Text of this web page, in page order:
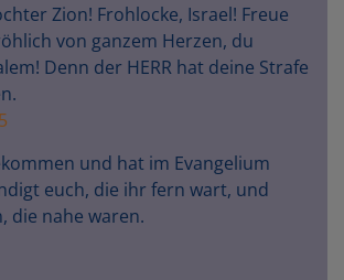
Zion! Frohlocke, Israel! Freue
von ganzem Herzen, du
Denn der HERR hat deine Strafe
und hat im Evangelium
euch, die ihr fern wart, und
die nahe waren.